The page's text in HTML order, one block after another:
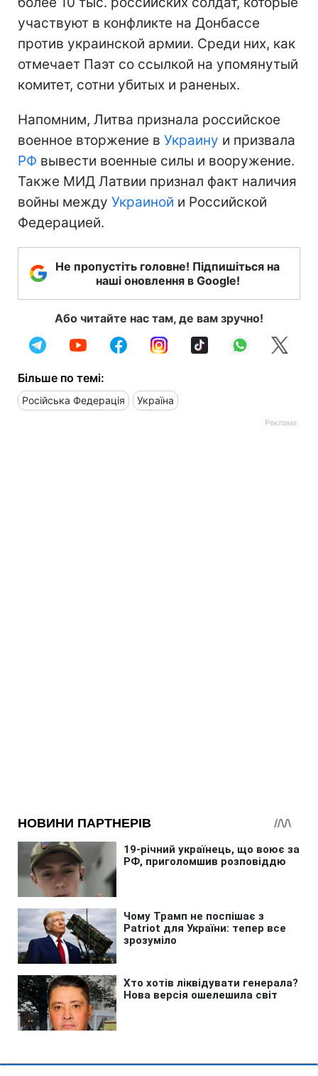
участвуют в конфликте на Донбассе
против украинской армии. Среди них, как
отмечает Паэт со ссылкой на упомянутый
комитет, сотни убитых и раненых.
Напомним, Литва признала российское
военное вторжение в Украину и призвала
РФ вывести военные силы и вооружение.
Также МИД Латвии признал факт наличия
войны между Украиной и Российской
Федерацией.
Не пропустіть головне! Підпишіться на
наші оновлення в Google!
Або читайте нас там, де вам зручно!
Більше по темі:
Російська Федерація Україна